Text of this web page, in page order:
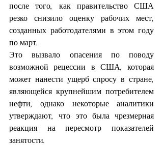
после того, как правительство США
резко снизило оценку рабочих мест,
созданных работодателями в этом году
по март.
Это вызвало опасения по поводу
возможной рецессии в США, которая
может нанести ущерб спросу в стране,
являющейся крупнейшим потребителем
нефти, однако некоторые аналитики
утверждают, что это была чрезмерная
реакция на пересмотр показателей
занятости.